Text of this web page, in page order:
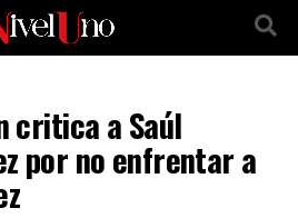
critica a Saúl
por no enfrentar a